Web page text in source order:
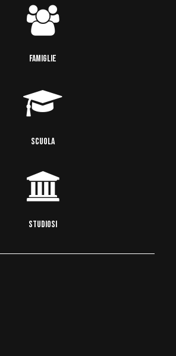
FAMIGLIE
SCUOLA
STUDIOSI